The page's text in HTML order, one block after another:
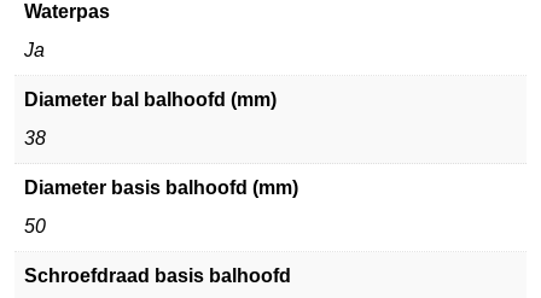
Waterpas
Ja
Diameter bal balhoofd (mm)
38
Diameter basis balhoofd (mm)
50
Schroefdraad basis balhoofd